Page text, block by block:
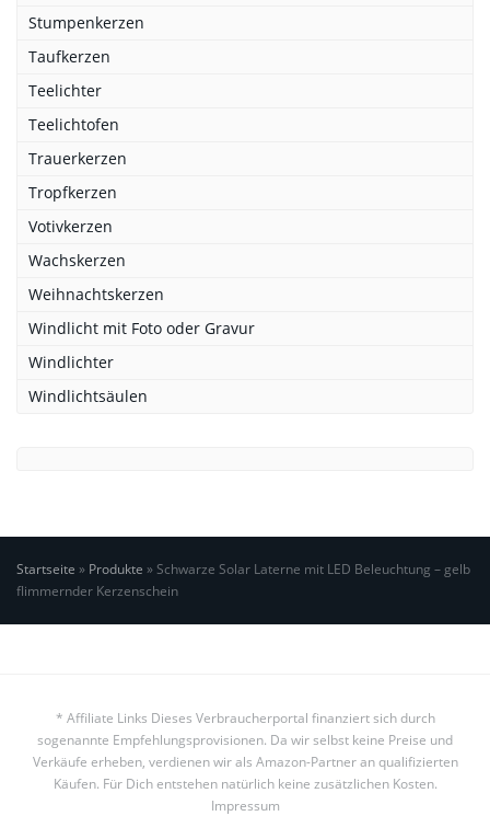
Stumpenkerzen
Taufkerzen
Teelichter
Teelichtofen
Trauerkerzen
Tropfkerzen
Votivkerzen
Wachskerzen
Weihnachtskerzen
Windlicht mit Foto oder Gravur
Windlichter
Windlichtsäulen
Startseite » Produkte » Schwarze Solar Laterne mit LED Beleuchtung – gelb
flimmernder Kerzenschein
* Affiliate Links Dieses Verbraucherportal finanziert sich durch
sogenannte Empfehlungsprovisionen. Da wir selbst keine Preise und
Verkäufe erheben, verdienen wir als Amazon-Partner an qualifizierten
Käufen. Für Dich entstehen natürlich keine zusätzlichen Kosten.
Impressum